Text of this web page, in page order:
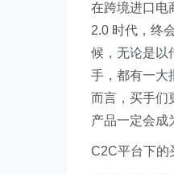
在跨境进口电
2.0 时代，终
候，无论是以
手，都有一大
而言，买手们
产品一定会成
C2C平台下的